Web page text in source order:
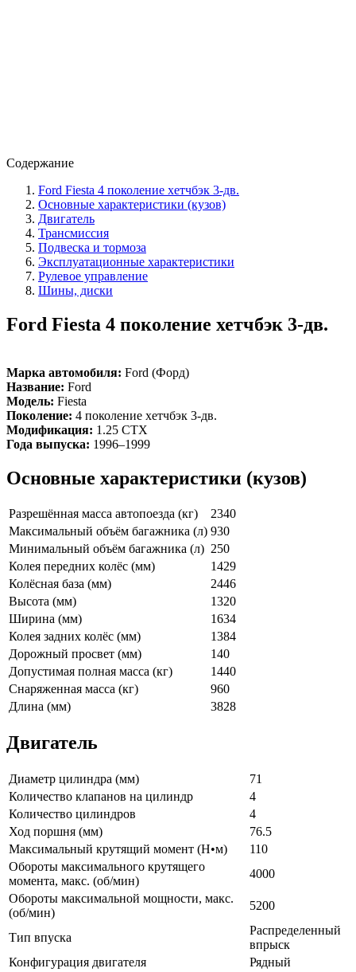
Содержание
Ford Fiesta 4 поколение хетчбэк 3-дв.
Основные характеристики (кузов)
Двигатель
Трансмиссия
Подвеска и тормоза
Эксплуатационные характеристики
Рулевое управление
Шины, диски
Ford Fiesta 4 поколение хетчбэк 3-дв.
Марка автомобиля: Ford (Форд)
Название: Ford
Модель: Fiesta
Поколение: 4 поколение хетчбэк 3-дв.
Модификация: 1.25 CTX
Года выпуска: 1996–1999
Основные характеристики (кузов)
Разрешённая масса автопоезда (кг)
2340
Максимальный объём багажника (л) 930
Минимальный объём багажника (л) 250
Колея передних колёс (мм)
1429
Колёсная база (мм)
2446
Высота (мм)
1320
Ширина (мм)
1634
Колея задних колёс (мм)
1384
Дорожный просвет (мм)
140
Допустимая полная масса (кг)
1440
Снаряженная масса (кг)
960
Длина (мм)
3828
Двигатель
Диаметр цилиндра (мм)
71
Количество клапанов на цилиндр
4
Количество цилиндров
4
Ход поршня (мм)
76.5
Максимальный крутящий момент (Н•м)
110
Обороты максимального крутящего
момента, макс. (об/мин)
4000
Обороты максимальной мощности, макс.
(об/мин)
5200
Тип впуска
Распределенный
впрыск
Конфигурация двигателя
Рядный